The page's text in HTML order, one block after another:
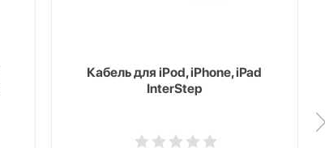
Кабель для iPod, iPhone, iPad
InterStep